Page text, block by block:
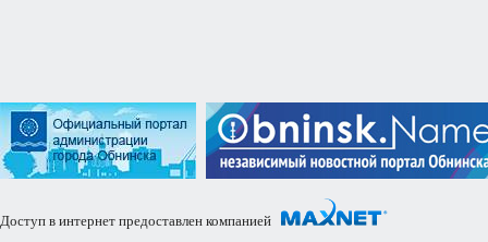
Доступ в интернет предоставлен компанией